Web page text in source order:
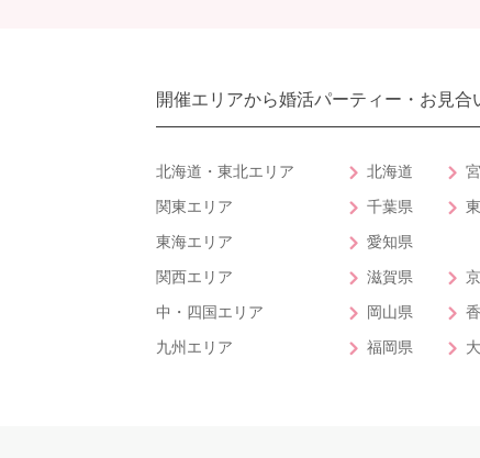
開催エリアから婚活パーティー・お見
北海道・東北エリア 北海道
関東エリア 千葉県
東海エリア 愛知県
関西エリア 滋賀県
中・四国エリア 岡山県
九州エリア 福岡県